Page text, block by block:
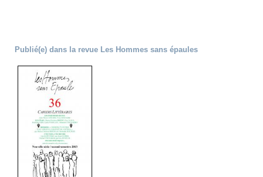
Publié(e) dans la revue Les Hommes sans épaules